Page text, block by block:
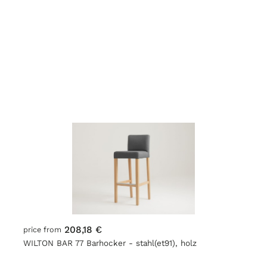
price from 208,18 €
WILTON BAR 77 Barhocker - stahl(et91), holz